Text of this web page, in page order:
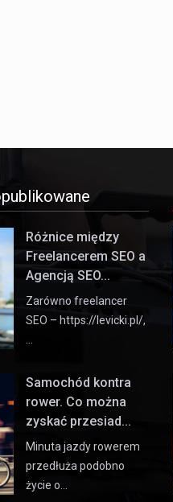
Różnice między
Freelancerem SEO a
Agencją SEO...
Zarówno freelancer
SEO – https://levicki.pl/,
Samochód kontra
rower. Co można
zyskać przesiad...
Minuta jazdy rowerem
przedłuża podobno
życie o…